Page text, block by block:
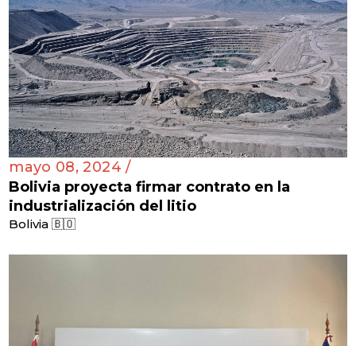
mayo 08, 2024 /
Bolivia proyecta firmar contrato en la
industrialización del litio
Bolivia 🇧🇴